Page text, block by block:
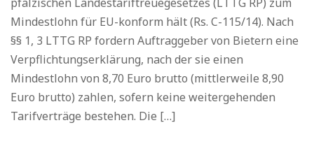
Mindestlohn für EU-konform hält (Rs. C-115/14). Nach
§§ 1, 3 LTTG RP fordern Auftraggeber von Bietern eine
Verpflichtungserklärung, nach der sie einen
Mindestlohn von 8,70 Euro brutto (mittlerweile 8,90
Euro brutto) zahlen, sofern keine weitergehenden
Tarifverträge bestehen. Die […]